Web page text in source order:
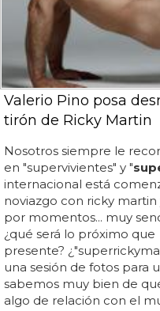
Valerio Pino posa
tirón de Ricky Martin
Nosotros siempre le
en "supervivientes" y "
internacional está
noviazgo con ricky
por momentos... muy
¿qué será lo próximo que
presente?
una sesión de fotos para
sabemos muy bien de
algo de relación con el